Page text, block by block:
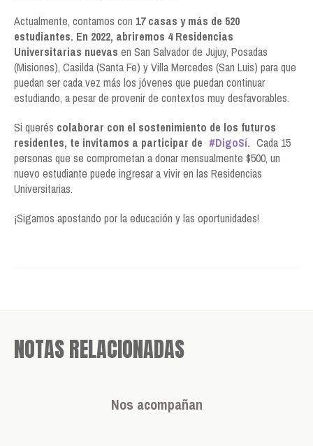
Actualmente, contamos con 17 casas y más de 520
estudiantes. En 2022, abriremos 4 Residencias
Universitarias nuevas en San Salvador de Jujuy, Posadas
(Misiones), Casilda (Santa Fe) y Villa Mercedes (San Luis) para que
puedan ser cada vez más los jóvenes que puedan continuar
estudiando, a pesar de provenir de contextos muy desfavorables.
Si querés colaborar con el sostenimiento de los futuros
residentes, te invitamos a participar de #DigoSí. Cada 15
personas que se comprometan a donar mensualmente $500, un
nuevo estudiante puede ingresar a vivir en las Residencias
Universitarias.
¡Sigamos apostando por la educación y las oportunidades!
NOTAS RELACIONADAS
Nos acompañan